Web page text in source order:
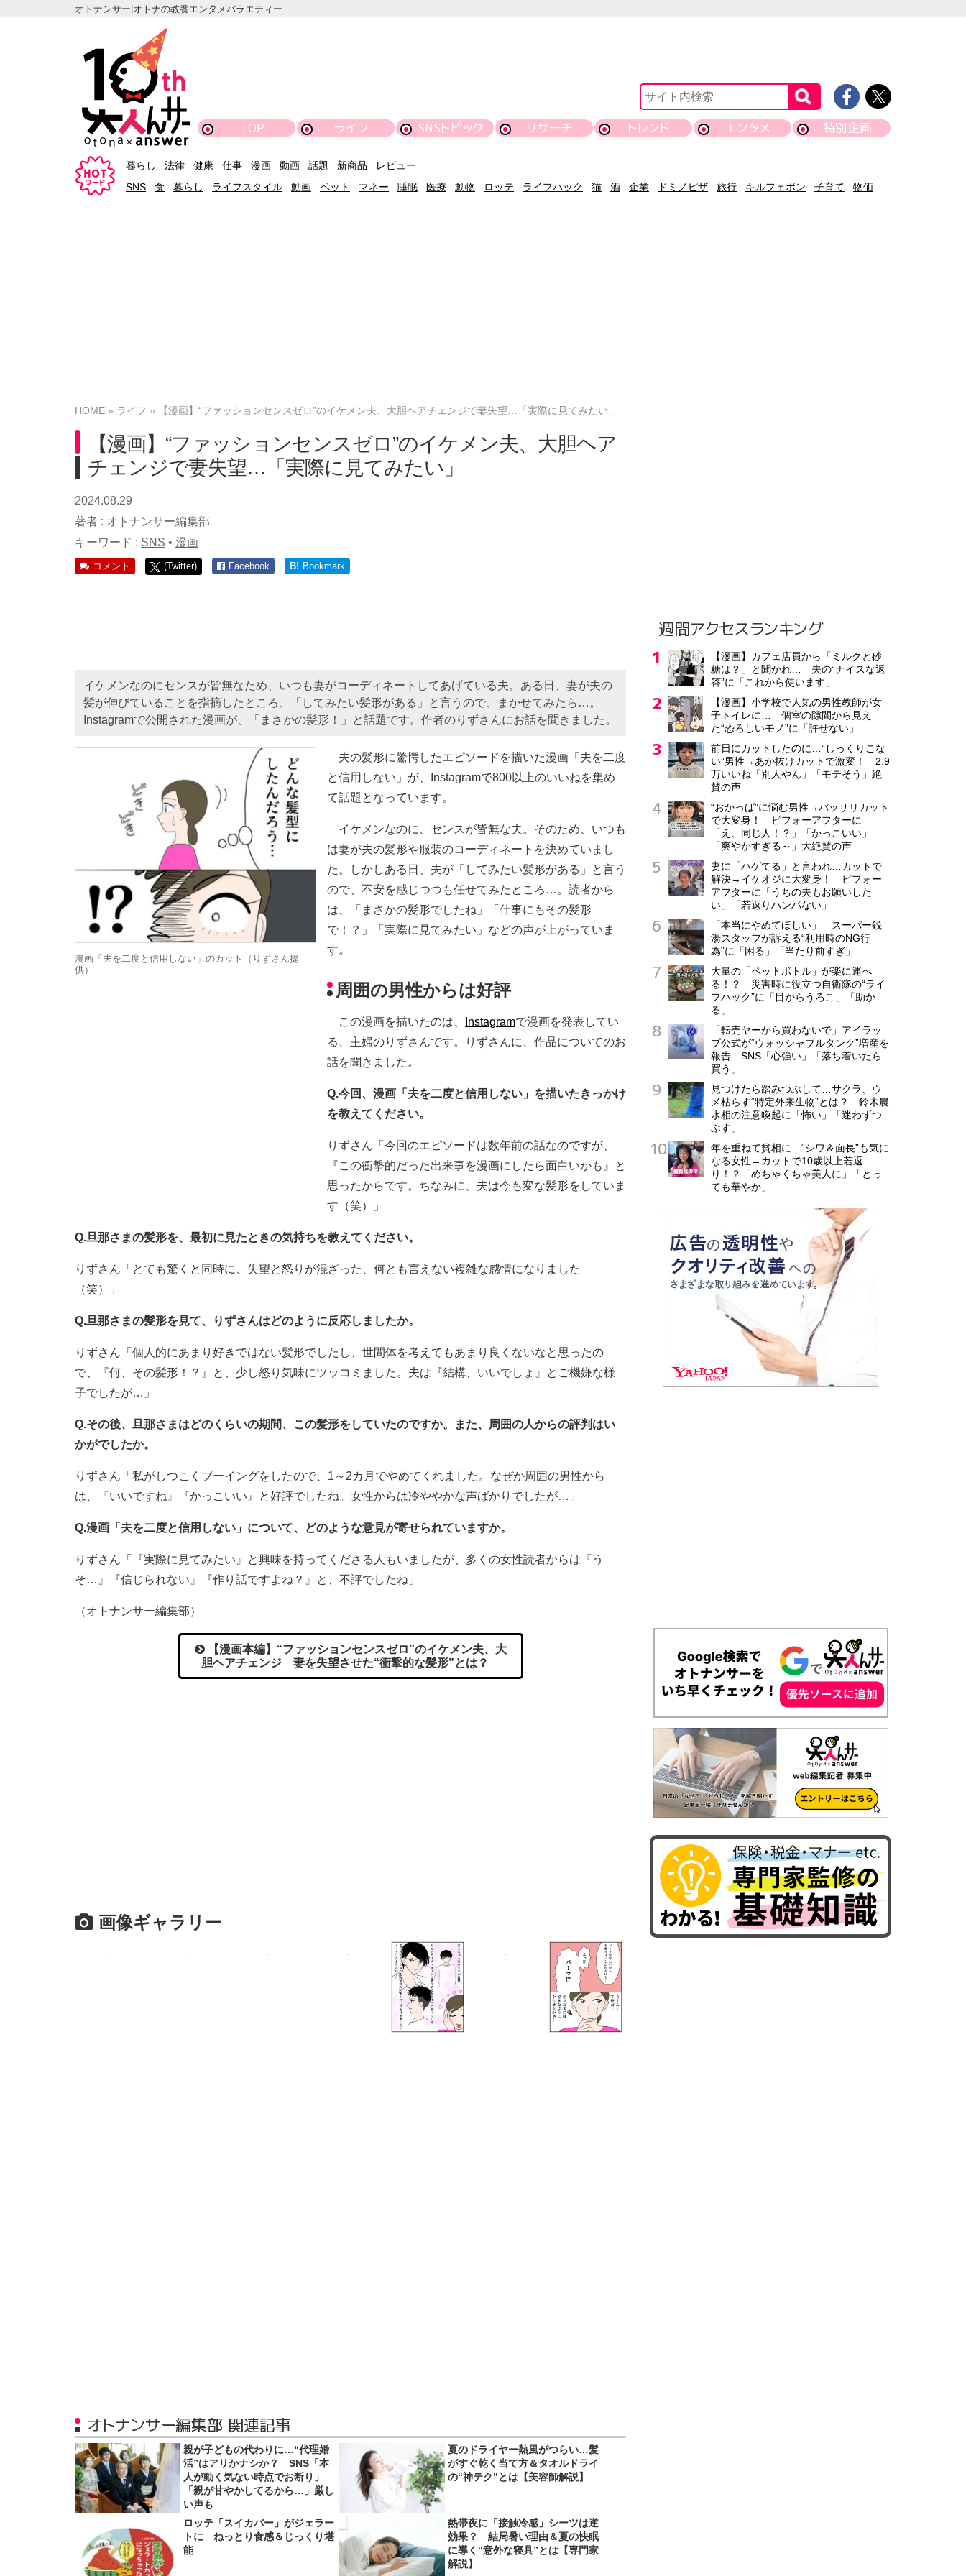
オトナンサー|オトナの教養エンタメバラエティー
TOP ライフ SNSトピック リサーチ トレンド エンタメ 特別企画
暮らし 法律 健康 仕事 漫画 動画 話題 新商品
レビュー
SNS
食 暮らし ライフスタイル 動画 ペット マネー 睡眠 医療 動物 ロッテ ライフハック 猫 酒 企業 ドミノピザ 旅行 キルフェボン 子育て 物価
HOME ライフ 【漫画】“ファッションセンスゼロ”のイケメン夫、大胆ヘアチェンジで妻失望…「実際に見てみたい」
【漫画】“ファッションセンスゼロ”のイケメン夫、大胆ヘア
チェンジで妻失望…「実際に見てみたい」
2024.08.29
著者 : オトナンサー編集部
キーワード : SNS • 漫画
コメント (Twitter) Facebook B! Bookmark
イケメンなのにセンスが皆無なため、いつも妻がコーディネートしてあげている夫。ある日、妻が夫の
髪が伸びていることを指摘したところ、「してみたい髪形がある」と言うので、まかせてみたら…。
Instagramで公開された漫画が、「まさかの髪形！」と話題です。作者のりずさんにお話を聞きました。
漫画「夫を二度と信用しない」のカット（りずさん提
供）
夫の髪形に驚愕したエピソードを描いた漫画「夫を二度
と信用しない」が、Instagramで800以上のいいねを集め
て話題となっています。
イケメンなのに、センスが皆無な夫。そのため、いつも
は妻が夫の髪形や服装のコーディネートを決めていまし
た。しかしある日、夫が「してみたい髪形がある」と言う
ので、不安を感じつつも任せてみたところ…。読者から
は、「まさかの髪形でしたね」「仕事にもその髪形
で！？」「実際に見てみたい」などの声が上がっていま
す。
周囲の男性からは好評
この漫画を描いたのは、 Instagramで漫画を発表してい
る、主婦のりずさんです。りずさんに、作品についてのお
話を聞きました。
Q.今回、漫画「夫を二度と信用しない」を描いたきっかけ
を教えてください。
りずさん「今回のエピソードは数年前の話なのですが、
『この衝撃的だった出来事を漫画にしたら面白いかも』と
思ったからです。ちなみに、夫は今も変な髪形をしていま
す（笑）」
Q.旦那さまの髪形を、最初に見たときの気持ちを教えてください。
りずさん「とても驚くと同時に、失望と怒りが混ざった、何とも言えない複雑な感情になりました
（笑）」
Q.旦那さまの髪形を見て、りずさんはどのように反応しましたか。
りずさん「個人的にあまり好きではない髪形でしたし、世間体を考えてもあまり良くないなと思ったの
で、『何、その髪形！？』と、少し怒り気味にツッコミました。夫は『結構、いいでしょ』とご機嫌な様
子でしたが…」
Q.その後、旦那さまはどのくらいの期間、この髪形をしていたのですか。また、周囲の人からの評判はい
かがでしたか。
りずさん「私がしつこくブーイングをしたので、1～2カ月でやめてくれました。なぜか周囲の男性から
は、『いいですね』『かっこいい』と好評でしたね。女性からは冷ややかな声ばかりでしたが…」
Q.漫画「夫を二度と信用しない」について、どのような意見が寄せられていますか。
りずさん「『実際に見てみたい』と興味を持ってくださる人もいましたが、多くの女性読者からは『う
そ…』『信じられない』『作り話ですよね？』と、不評でしたね」
（オトナンサー編集部）
【漫画本編】“ファッションセンスゼロ”のイケメン夫、大
胆ヘアチェンジ 妻を失望させた“衝撃的な髪形”とは？
画像ギャラリー
オトナンサー編集部 関連記事
親が子どもの代わりに…“代理婚
活”はアリかナシか？ SNS「本
人が動く気ない時点でお断り」
「親が甘やかしてるから…」厳し
い声も
夏のドライヤー熱風がつらい…髪
がすぐ乾く当て方＆タオルドライ
の“神テク”とは【美容師解説】
ロッテ「スイカバー」がジェラー
トに ねっとり食感＆じっくり堪
能
熱帯夜に「接触冷感」シーツは逆
効果？ 結局暑い理由＆夏の快眠
に導く“意外な寝具”とは【専門家
解説】
週間アクセスランキング
【漫画】カフェ店員から「ミルクと砂
糖は？」と聞かれ… 夫の“ナイスな返
答”に「これから使います」
【漫画】小学校で人気の男性教師が女
子トイレに… 個室の隙間から見え
た“恐ろしいモノ”に「許せない」
前日にカットしたのに…“しっくりこな
い”男性→あか抜けカットで激変！ 2.9
万いいね「別人やん」「モテそう」絶
賛の声
“おかっぱ”に悩む男性→バッサリカット
で大変身！ ビフォーアフターに
「え、同じ人！？」「かっこいい」
「爽やかすぎる～」大絶賛の声
妻に「ハゲてる」と言われ…カットで
解決→イケオジに大変身！ ビフォー
アフターに「うちの夫もお願いした
い」「若返りハンパない」
「本当にやめてほしい」 スーパー銭
湯スタッフが訴える“利用時のNG行
為”に「困る」「当たり前すぎ」
大量の「ペットボトル」が楽に運べ
る！？ 災害時に役立つ自衛隊の“ライ
フハック”に「目からうろこ」「助か
る」
「転売ヤーから買わないで」アイラッ
プ公式が“ウォッシャブルタンク”増産を
報告 SNS「心強い」「落ち着いたら
買う」
見つけたら踏みつぶして…サクラ、ウ
メ枯らす“特定外来生物”とは？ 鈴木農
水相の注意喚起に「怖い」「迷わずつ
ぶす」
年を重ねて貧相に…“シワ＆面長”も気に
なる女性→カットで10歳以上若返
り！？「めちゃくちゃ美人に」「とっ
ても華やか」